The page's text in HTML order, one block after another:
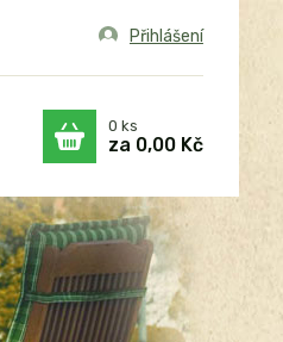
Přihlášení
0 ks
za 0,00 Kč